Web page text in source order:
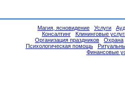
Магия, ясновидение Услуги
Консалтинг
Клининговые
Организация праздников
Охрана
Психологическая помощь
Финансовые